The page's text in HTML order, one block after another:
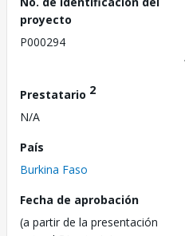
proyecto
P000294
Prestatario 2
N/A
País
Burkina Faso
Fecha de aprobación
(a partir de la presentación